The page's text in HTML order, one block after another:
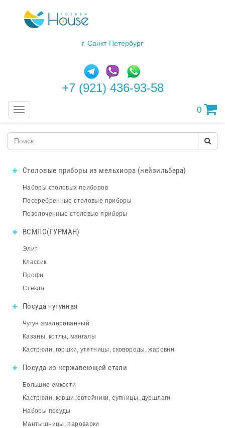
г. Санкт-Петербург
+7 (921) 436-93-58
Меню 0
Столовые приборы из мельхиора (нейзильбера)
Наборы столовых приборов
Посеребренные столовые приборы
Позолоченные столовые приборы
ВСМПО(ГУРМАН)
Элит
Классик
Профи
Стекло
Посуда чугунная
Чугун эмалированный
Казаны, котлы, мангалы
Кастрюли, горшки, утятницы, сковороды, жаровни
Посуда из нержавеющей стали
Большие емкости
Кастрюли, ковши, сотейники, супницы, дуршлаги
Наборы посуды
Мантышницы, пароварки